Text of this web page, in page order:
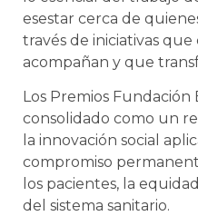
esestar cerca de
través de iniciativas
acompañan y que
Los Premios Fundación
consolidado como un
la innovación social
compromiso
los pacientes, la
del sistema sanitario.